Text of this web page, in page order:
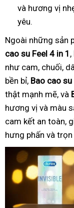
và hương vị
yêu.
Ngoài những sản
cao su Feel 4 in 1 ,
như cam, chuối,
bền bỉ, Bao cao su
thật mạnh mẽ, và
hương vị và màu
cam kết an toàn,
hưng phấn và trọn